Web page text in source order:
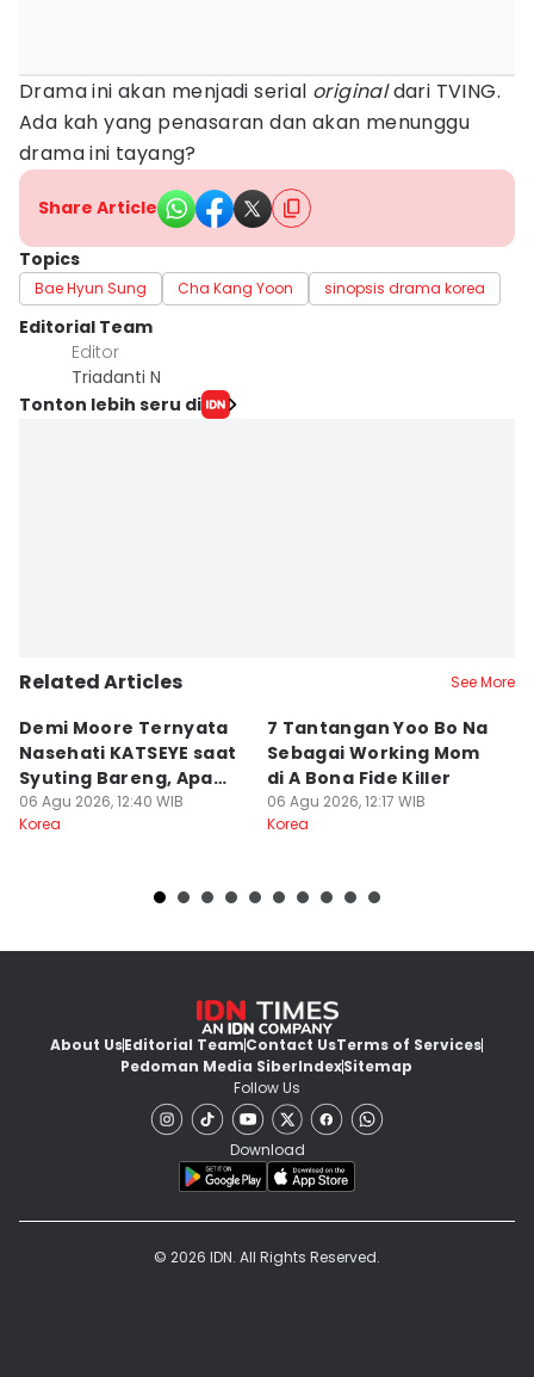
Drama ini akan menjadi serial originaldari TVING.
Ada kah yang penasaran dan akan menunggu
drama ini tayang?
Share Article
Topics
Bae Hyun Sung Cha Kang Yoon sinopsis drama korea
Editorial Team
Editor
Triadanti N
Tonton lebih seru di
Related Articles See More
Demi Moore Ternyata
Nasehati KATSEYE saat
Syuting Bareng, Apa
Isinya?
06 Agu 2026, 12:40 WIB
Korea
7 Tantangan Yoo Bo Na
Sebagai Working Mom
di A Bona Fide Killer
06 Agu 2026, 12:17 WIB
Korea
About UsEditorial TeamContact UsTerms of Services
Pedoman Media SiberIndexSitemap
Follow Us
Download
© 2026 IDN. All Rights Reserved.